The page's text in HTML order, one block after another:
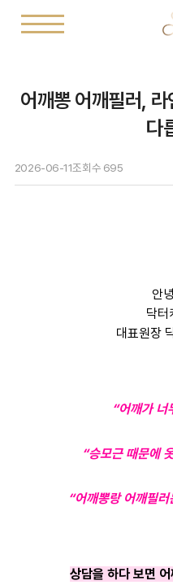
어깨뽕 어깨필러,
다
2026-06-11조회수 695
안
닥터
대표원장
“어깨가 너
“승모근 때문에
“어깨뽕랑 어깨필
상담을 하다 보면